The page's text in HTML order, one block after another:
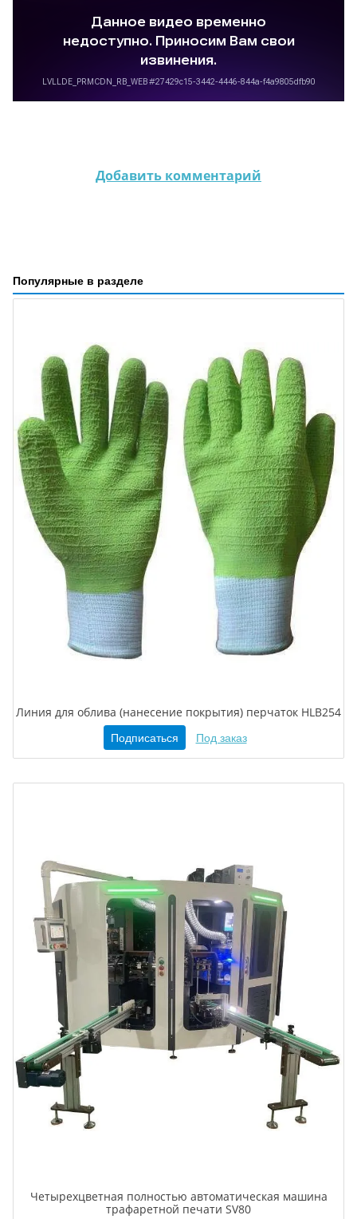
Добавить комментарий
Популярные в разделе
Линия для облива (нанесение покрытия) перчаток HLB254
Подписаться Под заказ
Четырехцветная полностью автоматическая машина
трафаретной печати SV80